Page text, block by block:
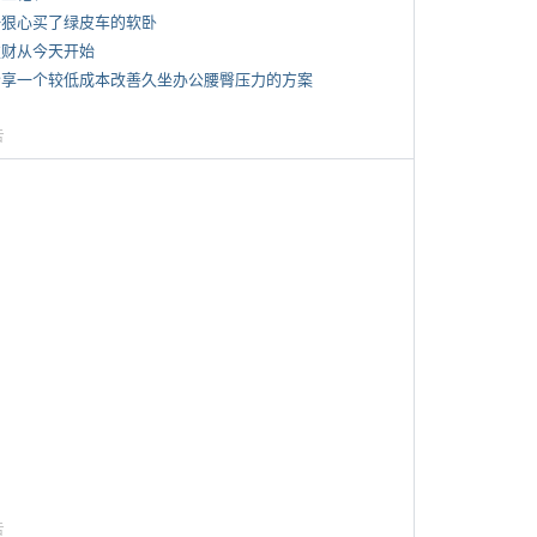
心买了绿皮车的软卧
从今天开始
一个较低成本改善久坐办公腰臀压力的方案